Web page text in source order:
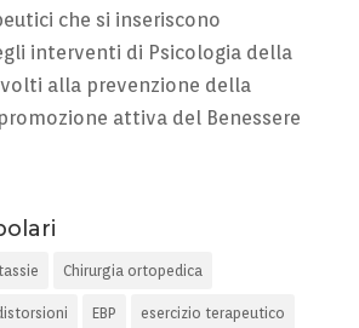
che si inseriscono
interventi di Psicologia della
alla prevenzione della
attiva del Benessere
Chirurgia ortopedica
EBP esercizio terapeutico